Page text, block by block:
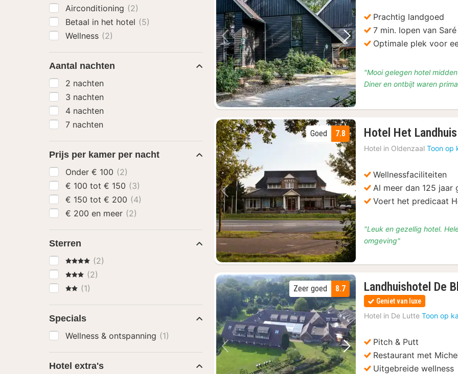
Vorige foto Volgende foto
€
180
Prachtig landgoed
7 min. lopen van
Optimale plek voor
"Mooi gelegen hotel
Diner en ontbijt waren
Vorige foto Volgende foto
7.8
Goed Hotel Het Landhuis
Hotel in Oldenzaal Toon op
Wellnessfaciliteiten
Al meer dan 125 jaar
Voert het predicaat
"Leuk en gezellig hotel.
omgeving"
Vorige foto Volgende foto
8.7
Zeer goed Landhuishotel De
Geniet van luxe
Hotel in De Lutte Toon op
Pitch & Putt
Restaurant met
Uitgebreide wellness
Airconditioning (2)
Betaal in het hotel (5)
Wellness (2)
Aantal nachten
2 nachten
3 nachten
4 nachten
7 nachten
Prijs per kamer per nacht
Onder € 100 (2)
€ 100 tot € 150 (3)
€ 150 tot € 200 (4)
€ 200 en meer (2)
Sterren
4 Sterren
(2)
3 Sterren
(2)
2 Sterren
(1)
Specials
Wellness & ontspanning (1)
Hotel extra's